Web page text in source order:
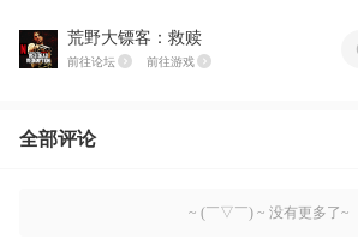
荒野大镖客：救赎
前往论坛 前往游戏
全部评论
~ (￣▽￣) ~ 没有更多了~